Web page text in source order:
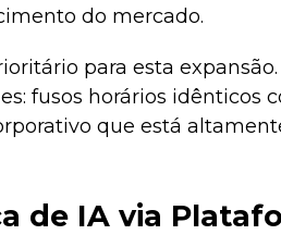
do mercado.
para esta
fusos horários idênticos
que está
de IA via